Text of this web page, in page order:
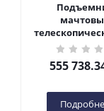
кг 6 м TOR
DC 2-
(автономный)
555